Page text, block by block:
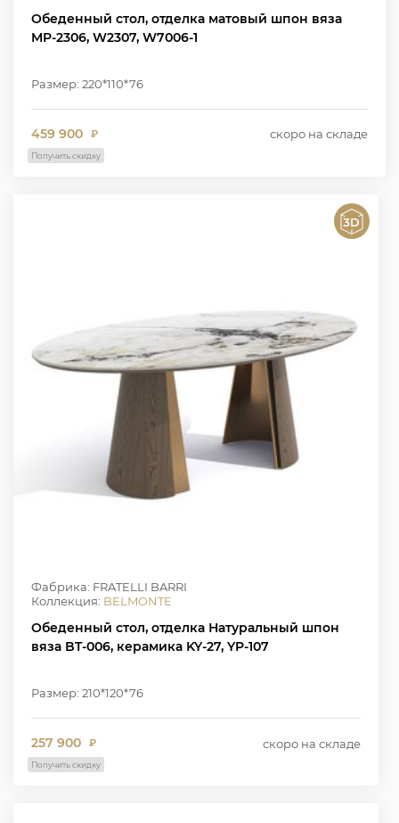
Обеденный стол, отделка матовый шпон вяза
MP-2306, W2307, W7006-1
Размер: 220*110*76
459 900 ₽ скоро на складе
Получить скидку
Фабрика: FRATELLI BARRI
Коллекция: BELMONTE
Обеденный стол, отделка Натуральный шпон
вяза BT-006, керамика KY-27, YP-107
Размер: 210*120*76
257 900 ₽ скоро на складе
Получить скидку